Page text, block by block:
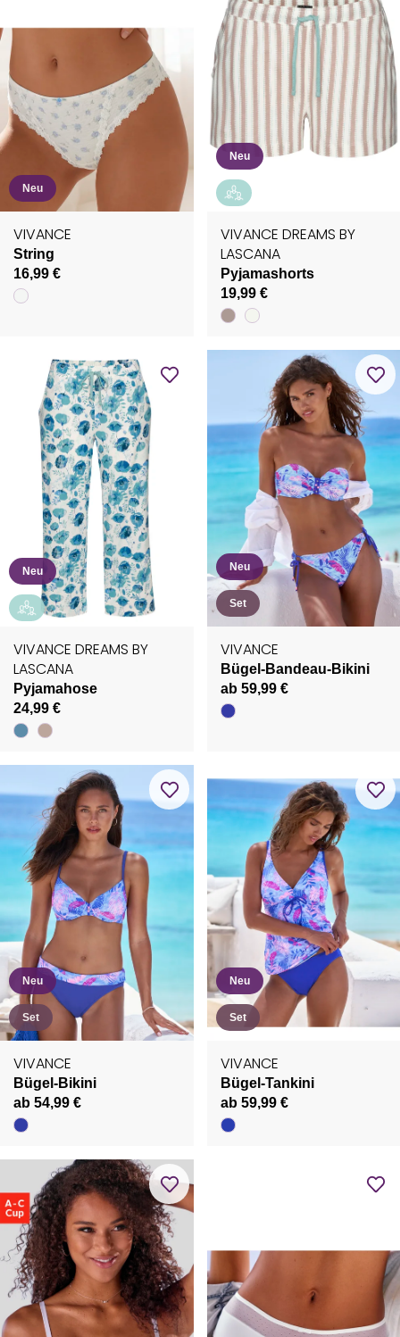
Neu
VIVANCE
String
16,99 €
Neu
VIVANCE DREAMS BY
LASCANA
Pyjamashorts
19,99 €
Neu
VIVANCE DREAMS BY
LASCANA
Pyjamahose
24,99 €
Neu
Set
VIVANCE
Bügel-Bandeau-Bikini
ab 59,99 €
Neu
Set
VIVANCE
Bügel-Bikini
ab 54,99 €
Neu
Set
VIVANCE
Bügel-Tankini
ab 59,99 €